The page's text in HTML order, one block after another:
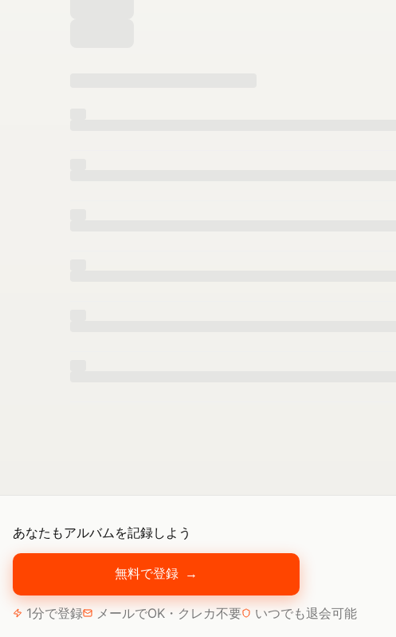
あなたもアルバムを記録しよう
無料で登録 →
1分で登録 メールでOK・クレカ不要 いつでも退会可能